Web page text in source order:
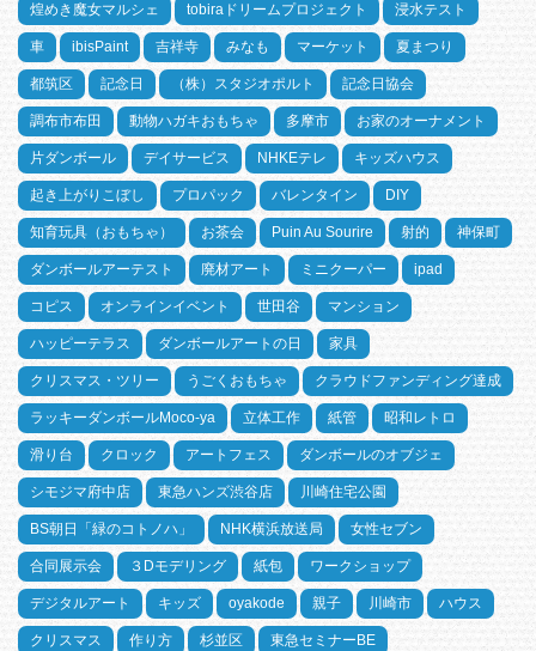
煌めき魔女マルシェ tobiraドリームプロジェクト 浸水テスト
車 ibisPaint 吉祥寺 みなも マーケット 夏まつり
都筑区 記念日 （株）スタジオポルト 記念日協会
調布市布田 動物ハガキおもちゃ 多摩市 お家のオーナメント
片ダンボール デイサービス NHKEテレ キッズハウス
起き上がりこぼし プロパック バレンタイン DIY
知育玩具（おもちゃ） お茶会 Puin Au Sourire 射的 神保町
ダンボールアーテスト 廃材アート ミニクーパー ipad
コピス オンラインイベント 世田谷 マンション
ハッピーテラス ダンボールアートの日 家具
クリスマス・ツリー うごくおもちゃ クラウドファンディング達成
ラッキーダンボールMoco-ya 立体工作 紙管 昭和レトロ
滑り台 クロック アートフェス ダンボールのオブジェ
シモジマ府中店 東急ハンズ渋谷店 川崎住宅公園
BS朝日「緑のコトノハ」 NHK横浜放送局 女性セブン
合同展示会 ３Dモデリング 紙包 ワークショップ
デジタルアート キッズ oyakode 親子 川崎市 ハウス
クリスマス 作り方 杉並区 東急セミナーBE